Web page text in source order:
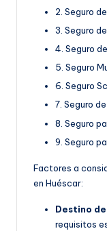
2. Seguro
3. Seguro
4. Seguro
5. Seguro
6. Seguro
7. Seguro
8. Seguro
9. Seguro
Factores a
en Huéscar:
Destino
requisitos